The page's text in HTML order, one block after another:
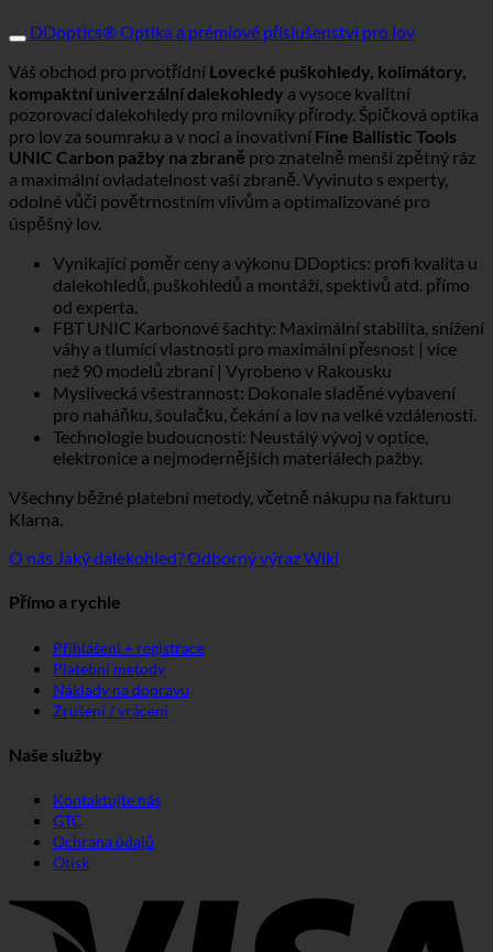
DDoptics® Optika a prémiové příslušenství pro lov
Váš obchod pro prvotřídní Lovecké puškohledy, kolimátory,
kompaktní univerzální dalekohledy a vysoce kvalitní
pozorovací dalekohledy pro milovníky přírody. Špičková optika
pro lov za soumraku a v noci a inovativní Fine Ballistic Tools
UNIC Carbon pažby na zbraně pro znatelně menší zpětný ráz
a maximální ovladatelnost vaší zbraně. Vyvinuto s experty,
odolné vůči povětrnostním vlivům a optimalizované pro
úspěšný lov.
Vynikající poměr ceny a výkonu DDoptics: profi kvalita u
dalekohledů, puškohledů a montáží, spektivů atd. přímo
od experta.
FBT UNIC Karbonové šachty: Maximální stabilita, snížení
váhy a tlumící vlastnosti pro maximální přesnost | více
než 90 modelů zbraní | Vyrobeno v Rakousku
Myslivecká všestrannost: Dokonale sladěné vybavení
pro naháňku, šoulačku, čekání a lov na velké vzdálenosti.
Technologie budoucnosti: Neustálý vývoj v optice,
elektronice a nejmodernějších materiálech pažby.
Všechny běžné platební metody, včetně nákupu na fakturu
Klarna.
O nás Jaký dalekohled?Odborný výraz Wiki
Přímo a rychle
Přihlášení + registrace
Platební metody
Náklady na dopravu
Zrušení / vrácení
Naše služby
Kontaktujte nás
GTC
Ochrana údajů
Otisk